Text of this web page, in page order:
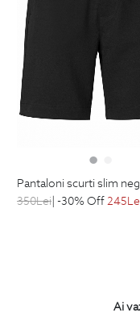
pantaloni scurti slim negri uni
350Lei| -30% Off 245
Ai